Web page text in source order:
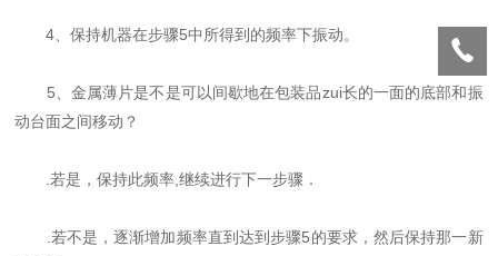
4 、保持机器在步骤5中所得到的频率下振动。
5 、金属薄片是不是可以间歇地在包装品zui长的一面的底部和振
动台面之间移动？
.若是，保持此频率 ,继续进行下一步骤．
若不是，逐渐增加频率直到达到步骤5的要求，然后保持那一新